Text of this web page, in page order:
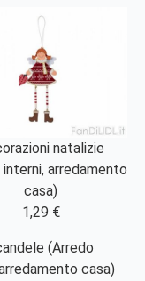
natalizie
arredamento
casa)
1,29 €